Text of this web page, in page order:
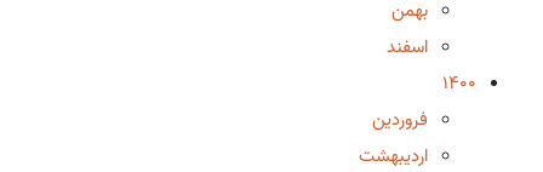
بهمن
اسفند
1400
فروردین
اردیبهشت